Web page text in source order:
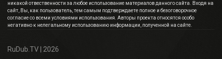
никакой отвественности за любое использование материалов данного сайта. Входя на
сайт, Вы, как пользователь, тем самым подтверждаете полное и безоговорочное
согласие со всеми условиями использования. Авторы проекта относятся особо
негативно к нелегальному использованию информации, полученной на сайте.
RuDub.TV | 2026